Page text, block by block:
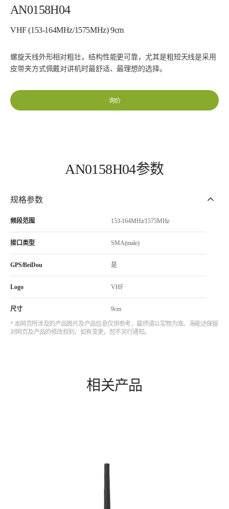
AN0158H04
VHF (153-164MHz/1575MHz) 9cm
螺旋天线外形相对粗壮，结构性能更可靠，尤其是粗短天线是采用
皮带夹方式佩戴对讲机时最舒适、最理想的选择。
询价
AN0158H04参数
规格参数
频段范围 153-164MHz/1575MHz
接口类型 SMA(male)
GPS/BeiDou 是
Logo VHF
尺寸 9cm
* 本网页所涉及的产品图片及产品信息仅供参考，最终请以实物为准。海能达保留
对网页及产品的修改权利，如有变更，恕不另行通知。
相关产品